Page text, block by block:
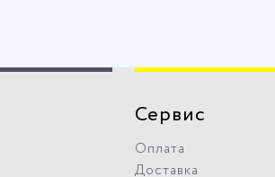
Сервис
Оплата
Доставка